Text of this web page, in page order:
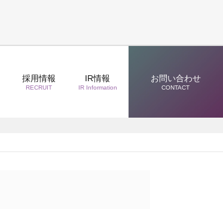
採用情報
RECRUIT
IR情報
IR Information
お問い合わせ
CONTACT